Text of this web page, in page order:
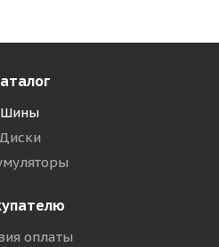
Шины
Диски
оплаты